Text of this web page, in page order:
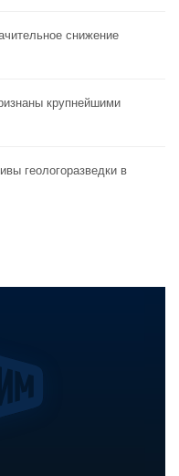
снижение
крупнейшими
геологоразведки в